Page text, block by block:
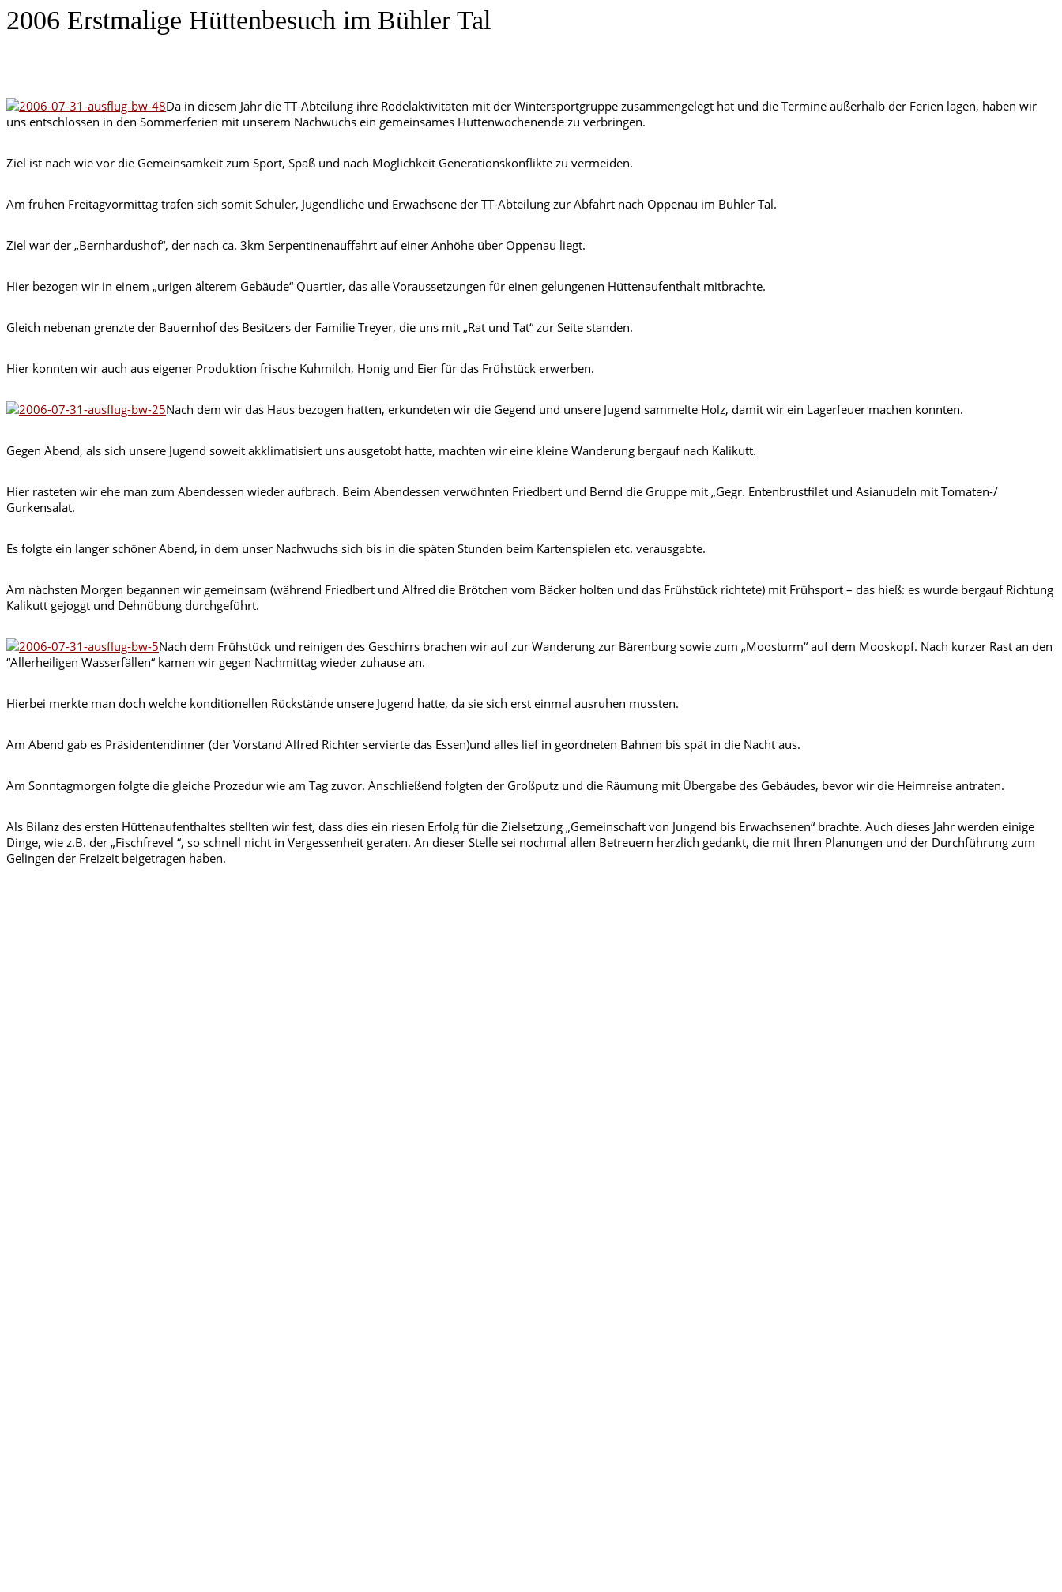
2006 Erstmalige Hüttenbesuch im Bühler Tal
Da in diesem Jahr die TT-Abteilung ihre Rodelaktivitäten mit der Wintersportgruppe zusammengelegt hat und die Termine außerhalb der Ferien lagen, haben wir
uns entschlossen in den Sommerferien mit unserem Nachwuchs ein gemeinsames Hüttenwochenende zu verbringen.
Ziel ist nach wie vor die Gemeinsamkeit zum Sport, Spaß und nach Möglichkeit Generationskonflikte zu vermeiden.
Am frühen Freitagvormittag trafen sich somit Schüler, Jugendliche und Erwachsene der TT-Abteilung zur Abfahrt nach Oppenau im Bühler Tal.
Ziel war der „Bernhardushof“, der nach ca. 3km Serpentinenauffahrt auf einer Anhöhe über Oppenau liegt.
Hier bezogen wir in einem „urigen älterem Gebäude“ Quartier, das alle Voraussetzungen für einen gelungenen Hüttenaufenthalt mitbrachte.
Gleich nebenan grenzte der Bauernhof des Besitzers der Familie Treyer, die uns mit „Rat und Tat“ zur Seite standen.
Hier konnten wir auch aus eigener Produktion frische Kuhmilch, Honig und Eier für das Frühstück erwerben.
Nach dem wir das Haus bezogen hatten, erkundeten wir die Gegend und unsere Jugend sammelte Holz, damit wir ein Lagerfeuer machen konnten.
Gegen Abend, als sich unsere Jugend soweit akklimatisiert uns ausgetobt hatte, machten wir eine kleine Wanderung bergauf nach Kalikutt.
Hier rasteten wir ehe man zum Abendessen wieder aufbrach. Beim Abendessen verwöhnten Friedbert und Bernd die Gruppe mit „Gegr. Entenbrustfilet und Asianudeln mit Tomaten-/
Gurkensalat.
Es folgte ein langer schöner Abend, in dem unser Nachwuchs sich bis in die späten Stunden beim Kartenspielen etc. verausgabte.
Am nächsten Morgen begannen wir gemeinsam (während Friedbert und Alfred die Brötchen vom Bäcker holten und das Frühstück richtete) mit Frühsport – das hieß: es wurde bergauf Richtung
Kalikutt gejoggt und Dehnübung durchgeführt.
Nach dem Frühstück und reinigen des Geschirrs brachen wir auf zur Wanderung zur Bärenburg sowie zum „Moosturm“ auf dem Mooskopf. Nach kurzer Rast an den
“Allerheiligen Wasserfällen“ kamen wir gegen Nachmittag wieder zuhause an.
Hierbei merkte man doch welche konditionellen Rückstände unsere Jugend hatte, da sie sich erst einmal ausruhen mussten.
Am Abend gab es Präsidentendinner (der Vorstand Alfred Richter servierte das Essen)und alles lief in geordneten Bahnen bis spät in die Nacht aus.
Am Sonntagmorgen folgte die gleiche Prozedur wie am Tag zuvor. Anschließend folgten der Großputz und die Räumung mit Übergabe des Gebäudes, bevor wir die Heimreise antraten.
Als Bilanz des ersten Hüttenaufenthaltes stellten wir fest, dass dies ein riesen Erfolg für die Zielsetzung „Gemeinschaft von Jungend bis Erwachsenen“ brachte. Auch dieses Jahr werden einige
Dinge, wie z.B. der „Fischfrevel “, so schnell nicht in Vergessenheit geraten. An dieser Stelle sei nochmal allen Betreuern herzlich gedankt, die mit Ihren Planungen und der Durchführung zum
Gelingen der Freizeit beigetragen haben.